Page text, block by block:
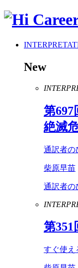
New
第697
絶滅
通訳者の
柴原早苗
通訳者の
第351
すぐ使え